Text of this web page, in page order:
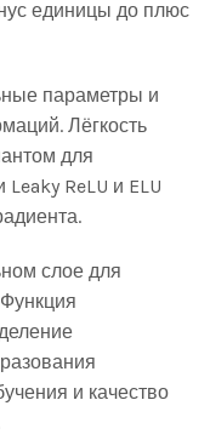
единицы до плюс
параметры и
Лёгкость
для
ReLU и ELU
слое для
и качество